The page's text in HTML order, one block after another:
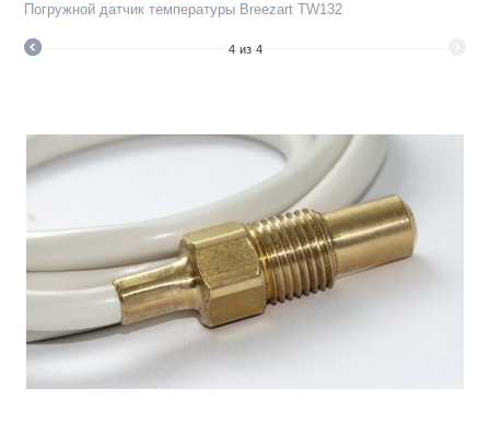
Погружной датчик температуры Breezart TW132
4 из 4